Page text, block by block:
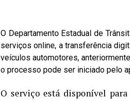
O Departamento Estadual de
serviços online, a transferência
veículos automotores,
o processo pode ser iniciado pelo
O serviço está disponível